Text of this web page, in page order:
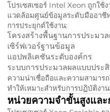
โปรเซสเซอร์ Intel Xeon ถูกใช้
แวดล้อมศูนย์ข้อมูลระดับมืออาชี
การประยุกต์ใช้งาน:
โครงสร้างพื้นฐานการประมว
เซิร์ฟเวอร์ฐานข้อมูล
แอปพลิเคชันระดับองค์กร
ระบบการประมวลผลแบบประ
ความน่าเชื่อถือและความสามา
ทำให้เหมาะสำหรับการปฏิบัติง
หน่วยความจำขั้นสูงและ